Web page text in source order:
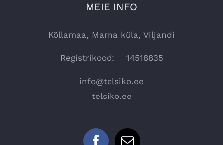
MEIE INFO
Kõllamaa, Marna küla, Viljandi
Registrikood: 14518835
info@telsiko.ee
telsiko.ee